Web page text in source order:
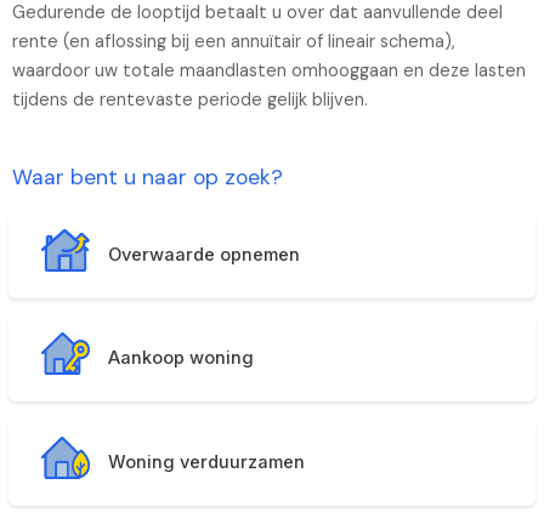
Gedurende de looptijd betaalt u over dat aanvullende deel
rente (en aflossing bij een annuïtair of lineair schema),
waardoor uw totale maandlasten omhooggaan en deze lasten
tijdens de rentevaste periode gelijk blijven.
Waar bent u naar op zoek?
Overwaarde opnemen
Aankoop woning
Woning verduurzamen